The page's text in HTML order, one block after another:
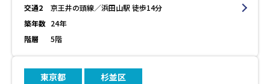
交通2
京王井の頭線／浜田山駅 徒歩14分
築年数 24年
階層
5階
東京都 杉並区